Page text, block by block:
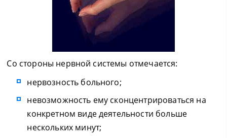
Со стороны нервной системы отмечается:
нервозность больного;
невозможность ему сконцентрироваться на
конкретном виде деятельности больше
нескольких минут;